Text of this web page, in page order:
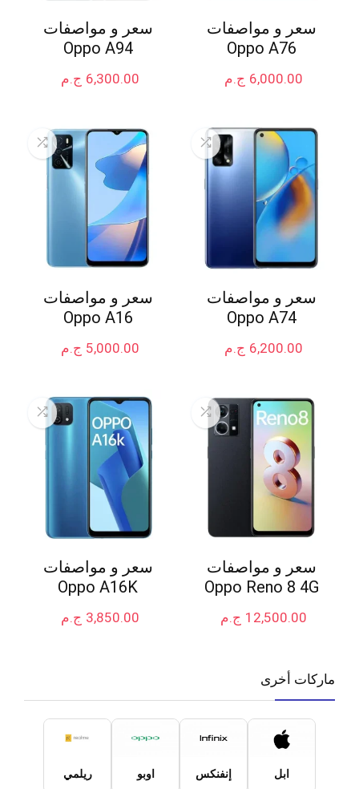
سعر و مواصفات
Oppo A76
ج.م 6,000.00
سعر و مواصفات
Oppo A94
ج.م 6,300.00
سعر و مواصفات
Oppo A74
ج.م 6,200.00
سعر و مواصفات
Oppo A16
ج.م 5,000.00
سعر و مواصفات
Oppo Reno 8 4G
ج.م 12,500.00
سعر و مواصفات
Oppo A16K
ج.م 3,850.00
ماركات أخرى
ابل إنفنكس اوبو ريلمي